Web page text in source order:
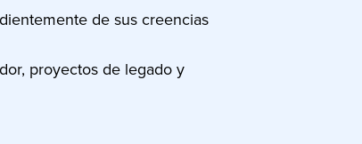
de sus creencias
proyectos de legado y